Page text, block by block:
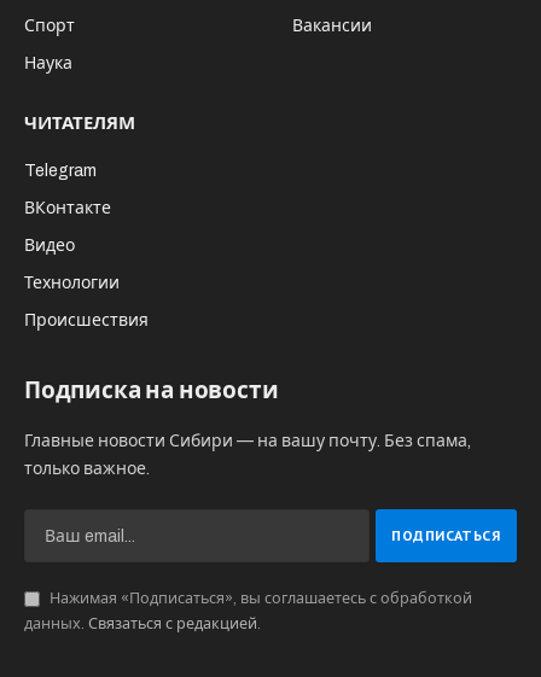
Спорт
Наука
Вакансии
ЧИТАТЕЛЯМ
Telegram
ВКонтакте
Видео
Технологии
Происшествия
Подписка на новости
Главные новости Сибири — на вашу почту. Без спама,
только важное.
Нажимая «Подписаться», вы соглашаетесь с обработкой
данных. Связаться с редакцией.